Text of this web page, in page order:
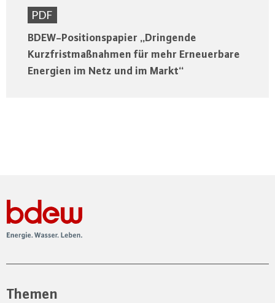
PDF
BDEW-Positionspapier „Dringende
Kurzfristmaßnahmen für mehr Erneuerbare
Energien im Netz und im Markt“
Themen